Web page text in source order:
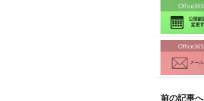
前の記事へ